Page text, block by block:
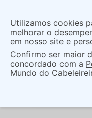
As ofertas e
acordo com
O que você procura?
Maquiagem
PALETA DE
Utilizamos cookies
melhorar o
em nosso site e
Confirmo ser maior
concordado com a
Mundo do